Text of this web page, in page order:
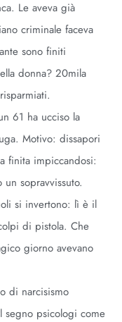
Le aveva già
criminale faceva
sono finiti
donna? 20mila
61 ha ucciso la
Motivo: dissapori
finita impiccandosi:
sopravvissuto.
si invertono: lì è il
di pistola. Che
giorno avevano
di narcisismo
segno psicologi come